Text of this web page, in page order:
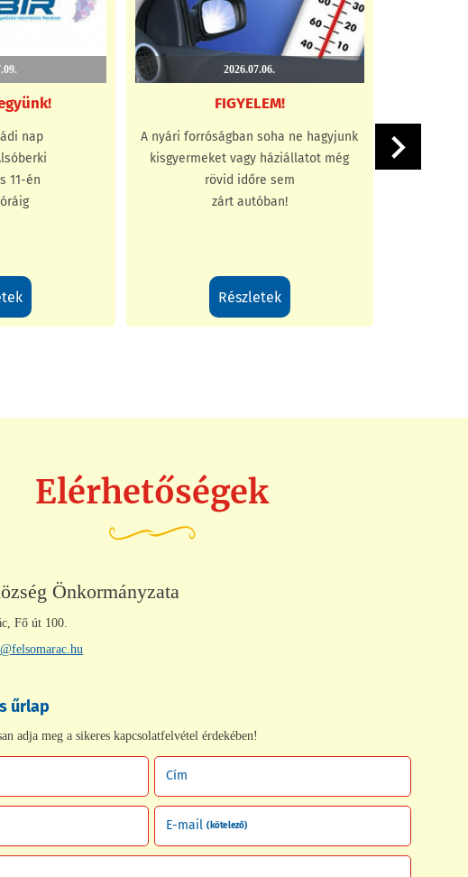
nap
11-én
óráig
2026.07.06.
FIGYELEM!
A nyári forróságban soha ne hagyjunk
kisgyermeket vagy háziállatot még
rövid időre sem
zárt autóban!
részletek
Elérhetőségek
Önkormányzata
Fő út 100.
űrlap
adja meg a sikeres kapcsolatfelvétel érdekében!
Cím
E-mail (kötelező)